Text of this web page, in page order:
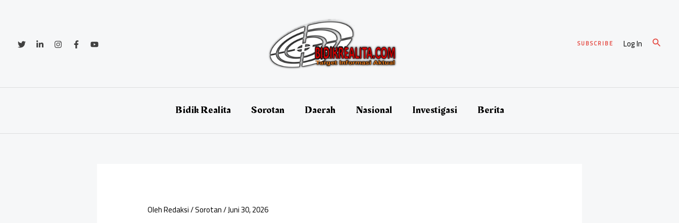
SUBSCRIBE Log In Cari
Bidik Realita Sorotan Daerah Nasional Investigasi Berita
OlehRedaksi/Sorotan/Juni 30, 2026